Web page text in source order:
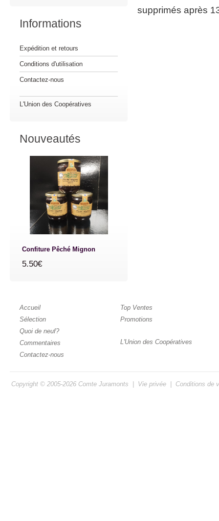
supprimés après
Informations
Expédition et retours
Conditions d'utilisation
Contactez-nous
L'Union des Coopératives
Nouveautés
Confiture Pêché Mignon
5.50€
Accueil
Sélection
Quoi de neuf?
Commentaires
Contactez-nous
Top Ventes
Promotions
L'Union des Coopératives
Copyright © 2005-2026 Comte Juramonts Vie privée Conditions de